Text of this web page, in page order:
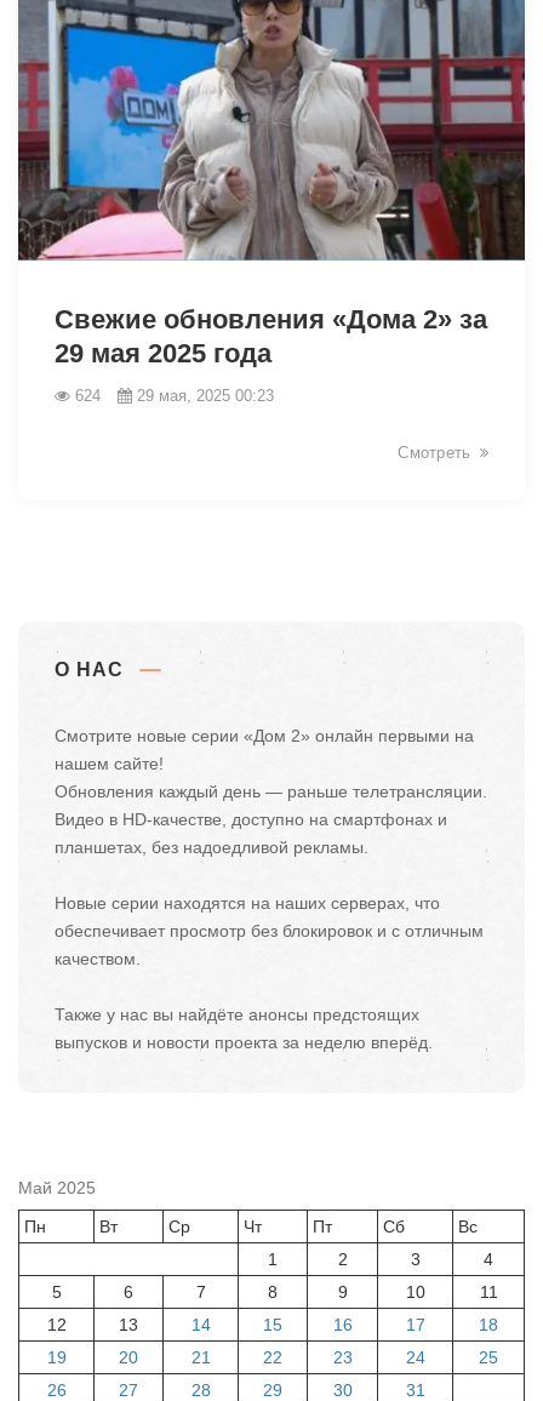
Свежие обновления «Дома 2» за
29 мая 2025 года
624 29 мая, 2025 00:23
Смотреть
О НАС
Смотрите новые серии «Дом 2» онлайн первыми на
нашем сайте!
Обновления каждый день — раньше телетрансляции.
Видео в HD-качестве, доступно на смартфонах и
планшетах, без надоедливой рекламы.
Новые серии находятся на наших серверах, что
обеспечивает просмотр без блокировок и с отличным
качеством.
Также у нас вы найдёте анонсы предстоящих
выпусков и новости проекта за неделю вперёд.
Май 2025
Пн
Вт Ср Чт Пт Сб
Вс
1
2 3
4
5
6 7 8 9 10
11
12
13 14 15 16 17
18
19
20 21 22 23 24
25
26
27 28 29 30
31